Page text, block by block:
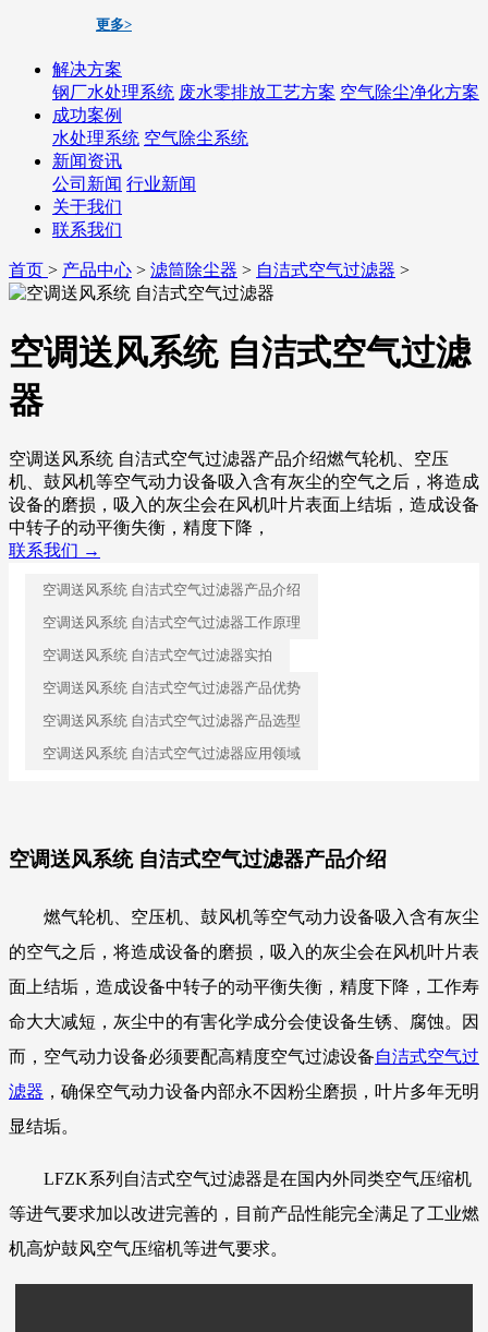
更多>
解决方案
钢厂水处理系统 废水零排放工艺方案 空气除尘净化方案
成功案例
水处理系统 空气除尘系统
新闻资讯
公司新闻 行业新闻
关于我们
联系我们
首页 > 产品中心 > 滤筒除尘器 > 自洁式空气过滤器 >
空调送风系统 自洁式空气过滤
器
空调送风系统 自洁式空气过滤器产品介绍燃气轮机、空压
机、鼓风机等空气动力设备吸入含有灰尘的空气之后，将造成
设备的磨损，吸入的灰尘会在风机叶片表面上结垢，造成设备
中转子的动平衡失衡，精度下降，
联系我们 →
空调送风系统 自洁式空气过滤器产品介绍
空调送风系统 自洁式空气过滤器工作原理
空调送风系统 自洁式空气过滤器实拍
空调送风系统 自洁式空气过滤器产品优势
空调送风系统 自洁式空气过滤器产品选型
空调送风系统 自洁式空气过滤器应用领域
空调送风系统 自洁式空气过滤器产品介绍
燃气轮机、空压机、鼓风机等空气动力设备吸入含有灰尘
的空气之后，将造成设备的磨损，吸入的灰尘会在风机叶片表
面上结垢，造成设备中转子的动平衡失衡，精度下降，工作寿
命大大减短，灰尘中的有害化学成分会使设备生锈、腐蚀。因
而，空气动力设备必须要配高精度空气过滤设备自洁式空气过
滤器 ，确保空气动力设备内部永不因粉尘磨损，叶片多年无明
显结垢。
LFZK系列自洁式空气过滤器是在国内外同类空气压缩机
等进气要求加以改进完善的，目前产品性能完全满足了工业燃
机高炉鼓风空气压缩机等进气要求。